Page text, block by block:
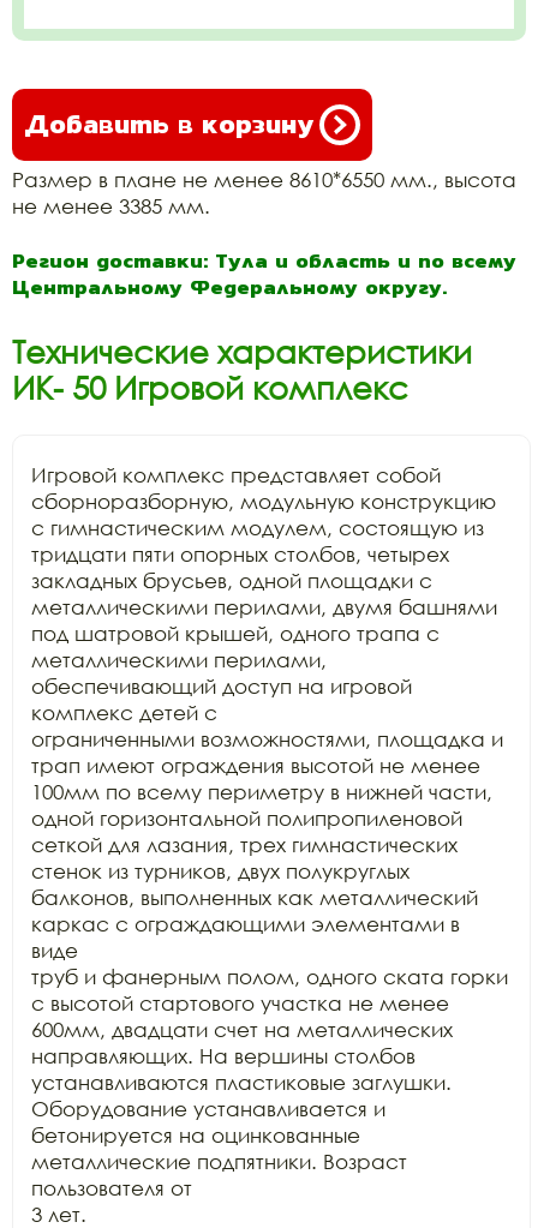
Добавить в корзину
Размер в плане не менее 8610*6550 мм., высота
не менее 3385 мм.
Регион доставки: Тула и область и по всему
Центральному Федеральному округу.
Технические характеристики
ИК- 50 Игровой комплекс
Игровой комплекс представляет собой
сборноразборную, модульную конструкцию
с гимнастическим модулем, состоящую из
тридцати пяти опорных столбов, четырех
закладных брусьев, одной площадки с
металлическими перилами, двумя башнями
под шатровой крышей, одного трапа с
металлическими перилами,
обеспечивающий доступ на игровой
комплекс детей с
ограниченными возможностями, площадка и
трап имеют ограждения высотой не менее
100мм по всему периметру в нижней части,
одной горизонтальной полипропиленовой
сеткой для лазания, трех гимнастических
стенок из турников, двух полукруглых
балконов, выполненных как металлический
каркас с ограждающими элементами в
виде
труб и фанерным полом, одного ската горки
с высотой стартового участка не менее
600мм, двадцати счет на металлических
направляющих. На вершины столбов
устанавливаются пластиковые заглушки.
Оборудование устанавливается и
бетонируется на оцинкованные
металлические подпятники. Возраст
пользователя от
3 лет.